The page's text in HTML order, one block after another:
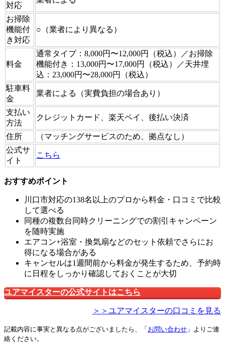
対応
お掃除
機能付
き対応
○（業者により異なる）
料金
通常タイプ：8,000円〜12,000円（税込）／お掃除
機能付き：13,000円〜17,000円（税込）／天井埋
込：23,000円〜28,000円（税込）
駐車料
金
業者による（実費負担の場合あり）
支払い
方法
クレジットカード、楽天ペイ、後払い決済
住所
（マッチングサービスのため、拠点なし）
公式サ
イト
こちら
おすすめポイント
川口市対応の138名以上のプロから料金・口コミで比較
して選べる
同種の複数台同時クリーニングでの割引キャンペーン
を随時実施
エアコン+浴室・換気扇などのセット依頼でさらにお
得になる場合がある
キャンセルは1週間前から料金が発生するため、予約時
に日程をしっかり確認しておくことが大切
ユアマイスターの公式サイトはこちら
＞＞ユアマイスターの口コミを見る
記載内容に事実と異なる点がございましたら、「 お問い合わせ 」よりご連
絡ください。